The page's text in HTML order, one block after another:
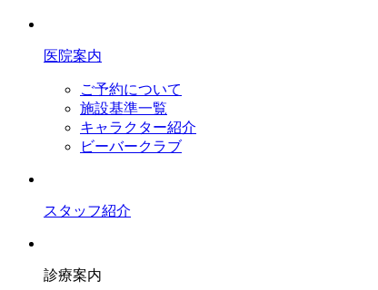
医院案内
ご予約について
施設基準一覧
キャラクター紹介
ビーバークラブ
スタッフ紹介
診療案内